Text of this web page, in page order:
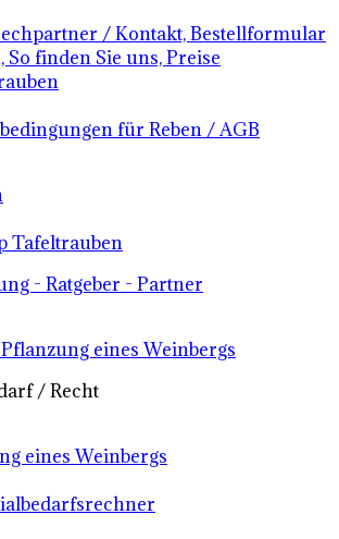
/ Kontakt, Bestellformular
So finden Sie uns, Preise
für Reben / AGB
Tafeltrauben
- Ratgeber - Partner
eines Weinbergs
/ Recht
eines Weinbergs